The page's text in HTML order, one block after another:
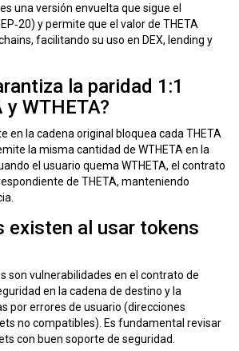
una versión envuelta que sigue el
y permite que el valor de THETA
facilitando su uso en DEX, lending y
la paridad 1:1
y WTHETA?
en la cadena original bloquea cada THETA
la misma cantidad de WTHETA en la
el usuario quema WTHETA, el contrato
de THETA, manteniendo
existen al usar tokens
son vulnerabilidades en el contrato de
en la cadena de destino y la
por errores de usuario (direcciones
no compatibles). Es fundamental revisar
con buen soporte de seguridad.